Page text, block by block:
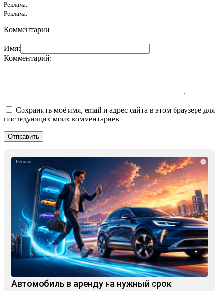
Реклама.
Реклама.
Комментарии
Имя:
Комментарий:
Сохранить моё имя, email и адрес сайта в этом браузере для
последующих моих комментариев.
i
Автомобиль в аренду на нужный срок